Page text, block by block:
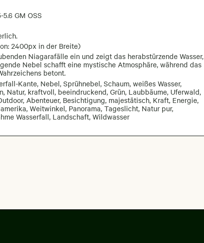
GM OSS
2400px in der Breite)
Niagarafälle ein und zeigt das herabstürzende Wasser,
Nebel schafft eine mystische Atmosphäre, während das
betont.
Kante, Nebel, Sprühnebel, Schaum, weißes Wasser,
Natur, kraftvoll, beeindruckend, Grün, Laubbäume, Uferwald,
Abenteuer, Besichtigung, majestätisch, Kraft, Energie,
Weitwinkel, Panorama, Tageslicht, Natur pur,
Wasserfall, Landschaft, Wildwasser